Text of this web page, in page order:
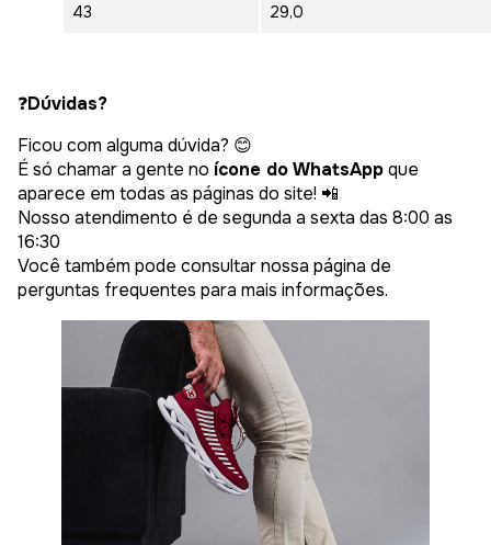
43 29,0
❓Dúvidas?
Ficou com alguma dúvida? 😊
É só chamar a gente no ícone do WhatsAppque
aparece em todas as páginas do site! 📲
Nosso atendimento é de segunda a sexta das 8:00 as
16:30
Você também pode consultar nossa página de
perguntas frequentes para mais informações.